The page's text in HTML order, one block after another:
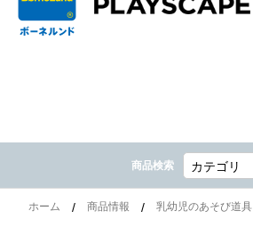
商品検索 カテゴリ
ホーム 商品情報 乳幼児のあそび道具